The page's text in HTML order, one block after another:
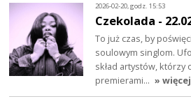
2026-02-20, godz. 15:53
Czekolada -
To już czas, by
soulowym singlom.
skład artystów,
premierami… » więcej